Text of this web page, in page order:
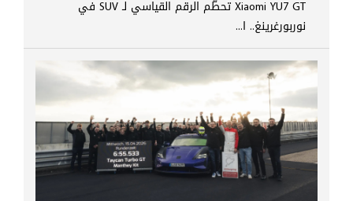
Xiaomi YU7 GT تحطّم الرقم القياسي لـ SUV في
نوربورغرينغ.. ا...